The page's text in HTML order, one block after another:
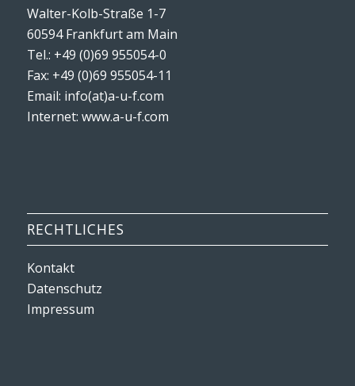
Walter-Kolb-Straße 1-7
60594 Frankfurt am Main
Tel.: +49 (0)69 955054-0
Fax: +49 (0)69 955054-11
Email: info(at)a-u-f.com
Internet: www.a-u-f.com
RECHTLICHES
Kontakt
Datenschutz
Impressum